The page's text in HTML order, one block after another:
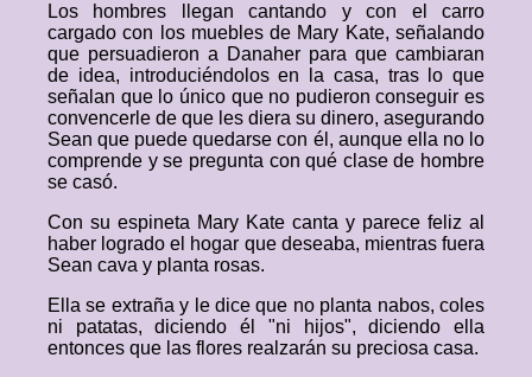
Los hombres llegan cantando y con el carro
cargado con los muebles de Mary Kate, señalando
que persuadieron a Danaher para que cambiaran
de idea, introduciéndolos en la casa, tras lo que
señalan que lo único que no pudieron conseguir es
convencerle de que les diera su dinero, asegurando
Sean que puede quedarse con él, aunque ella no lo
comprende y se pregunta con qué clase de hombre
se casó.
Con su espineta Mary Kate canta y parece feliz al
haber logrado el hogar que deseaba, mientras fuera
Sean cava y planta rosas.
Ella se extraña y le dice que no planta nabos, coles
ni patatas, diciendo él "ni hijos", diciendo ella
entonces que las flores realzarán su preciosa casa.